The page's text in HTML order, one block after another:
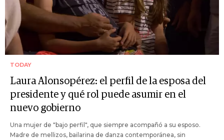
TODAY
Laura Alonsopérez: el perfil de la esposa del
presidente y qué rol puede asumir en el
nuevo gobierno
Una mujer de "bajo perfil", que siempre acompañó a su esposo.
Madre de mellizos, bailarina de danza contemporánea, sin